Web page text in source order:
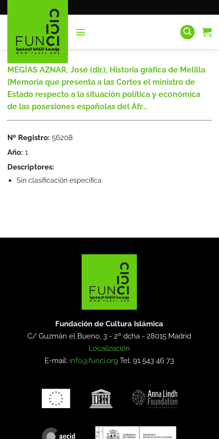
al
MEGÍAS AZNAR, José (dir.), Historia gráfica de Melilla
[Memoria que presenta a las Cortes el ministro de
Estado respecto a la situación política y económica
de las posesiones españolas del Áfr...
Nº Registro: 56208
Año: 1
Descriptores:
Sin clasificación específica
Fundación de Cultura Islámica
C/ Guzmán el Bueno, 3 - 2º dcha -28015 Madrid
Localización
E-mail: info@funci.org Tel: 91 543 46 73